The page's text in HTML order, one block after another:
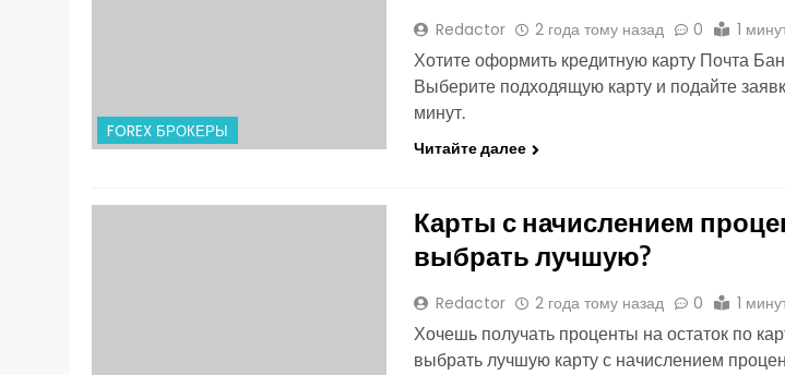
FOREX БРОКЕРЫ
Redactor 2 года тому назад 0 1
Хотите оформить кредитную карту Почта
Выберите подходящую карту и подайте
минут.
Читайте далее
Карты с начислением
выбрать лучшую?
Redactor 2 года тому назад 0 1
Хочешь получать проценты на остаток по
выбрать лучшую карту с начислением